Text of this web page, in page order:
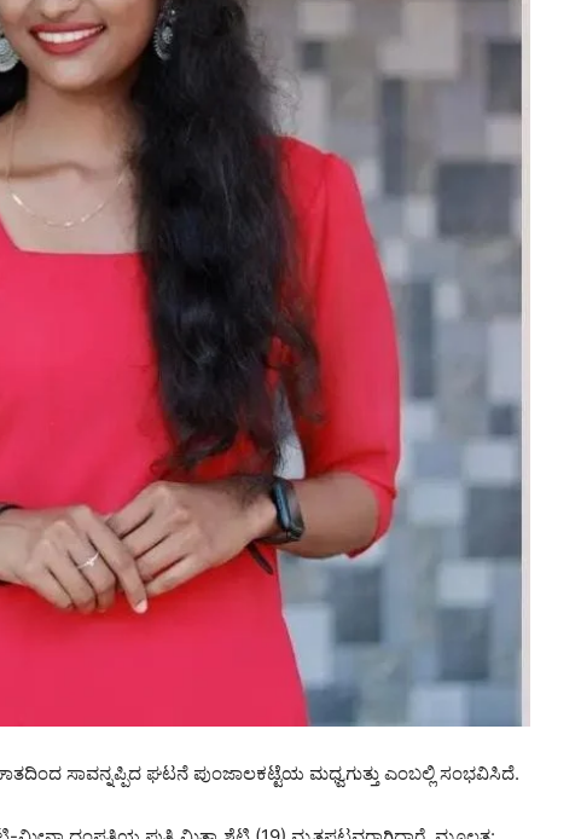
ಸಾವನ್ನಪ್ಪಿದ ಘಟನೆ ಪುಂಜಾಲಕಟ್ಟೆಯ ಮಧ್ವಗುತ್ತು ಎಂಬಲ್ಲಿ ಸಂಭವಿಸಿದೆ.